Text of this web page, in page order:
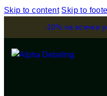
Skip to content Skip to
-10% на всички